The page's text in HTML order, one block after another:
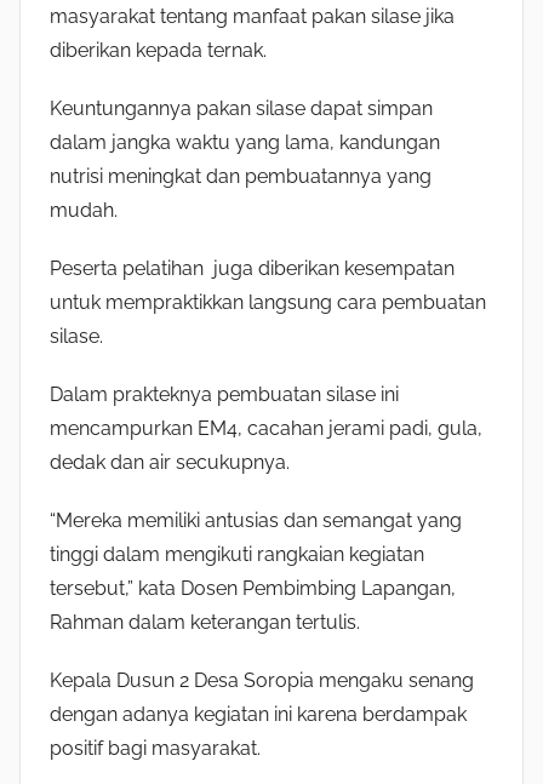
masyarakat tentang manfaat pakan silase jika
diberikan kepada ternak.
Keuntungannya pakan silase dapat simpan
dalam jangka waktu yang lama, kandungan
nutrisi meningkat dan pembuatannya yang
mudah.
Peserta pelatihan juga diberikan kesempatan
untuk mempraktikkan langsung cara pembuatan
silase.
Dalam prakteknya pembuatan silase ini
mencampurkan EM4, cacahan jerami padi, gula,
dedak dan air secukupnya.
“Mereka memiliki antusias dan semangat yang
tinggi dalam mengikuti rangkaian kegiatan
tersebut,” kata Dosen Pembimbing Lapangan,
Rahman dalam keterangan tertulis.
Kepala Dusun 2 Desa Soropia mengaku senang
dengan adanya kegiatan ini karena berdampak
positif bagi masyarakat.